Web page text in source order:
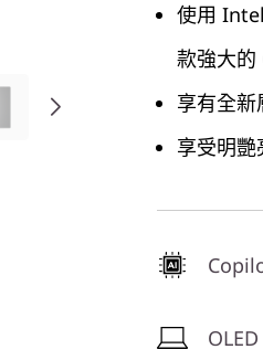
使用 Intel
款強大
享有全
享受明艷